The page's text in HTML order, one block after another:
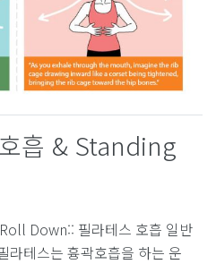
흡 & Standing
Down:: 필라테스 호흡 일반
라테스는 흉곽호흡을 하는 운